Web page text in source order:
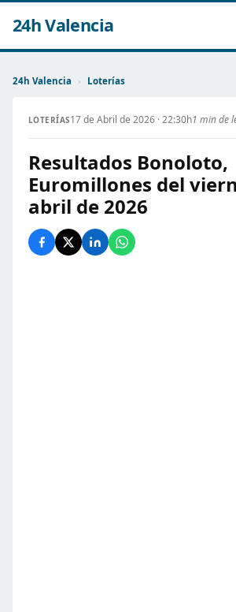
24h Valencia
24h Valencia › Loterías
LOTERÍAS17 de Abril de 2026 · 22:30h1 min de
Resultados Bonoloto,
Euromillones del
abril de 2026